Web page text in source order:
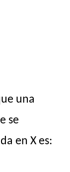
una
se
en X es: